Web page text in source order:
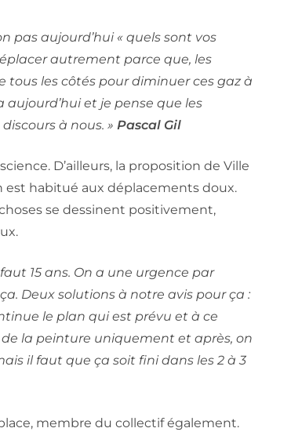
pas aujourd’hui « quels sont vos
autrement parce que, les
tous les côtés pour diminuer ces gaz à
aujourd’hui et je pense que les
à nous. » Pascal Gil
D’ailleurs, la proposition de Ville
est habitué aux déplacements doux.
se dessinent positivement,
15 ans. On a une urgence par
Deux solutions à notre avis pour ça :
le plan qui est prévu et à ce
la peinture uniquement et après, on
il faut que ça soit fini dans les 2 à 3
membre du collectif également.